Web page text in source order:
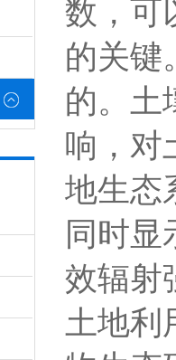
数，可
的关键
的。土
响，对
地生态
同时显
效辐射
土地利